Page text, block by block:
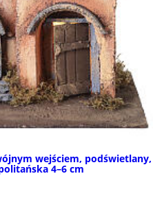
wejściem, podświetlany,
4–6 cm